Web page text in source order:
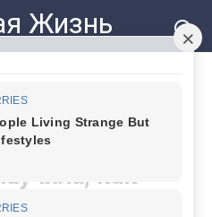
Жизнь
уже в мае.
как
семена